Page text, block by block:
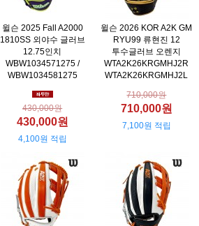
윌슨 2025 Fall A2000
1810SS 외야수 글러브
12.75인치
WBW1034571275 /
WBW1034581275
430,000원
430,000원
4,100원 적립
윌슨 2026 KOR A2K GM
RYU99 류현진 12
투수글러브 오렌지
WTA2K26KRGMHJ2R
WTA2K26KRGMHJ2L
710,000원
710,000원
7,100원 적립